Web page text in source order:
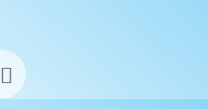
Previous